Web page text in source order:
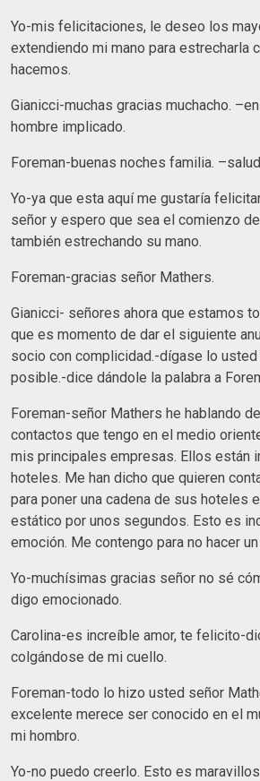
Yo-mis felicitaciones, le deseo los
extendiendo mi mano para estrecharla
hacemos.
Gianicci-muchas gracias muchacho.
hombre implicado.
Foreman-buenas noches familia.
Yo-ya que esta aquí me gustaría
señor y espero que sea el comienzo
también estrechando su mano.
Foreman-gracias señor Mathers.
Gianicci- señores ahora que estamos
que es momento de dar el siguiente
socio con complicidad.-dígase lo
posible.-dice dándole la palabra a
Foreman-señor Mathers he hablando
contactos que tengo en el medio
mis principales empresas. Ellos están
hoteles. Me han dicho que quieren
para poner una cadena de sus hoteles
estático por unos segundos. Esto es
emoción. Me contengo para no hacer
Yo-muchísimas gracias señor no sé
digo emocionado.
Carolina-es increíble amor, te felicito-
colgándose de mi cuello.
Foreman-todo lo hizo usted señor
excelente merece ser conocido en el
mi hombro.
Yo-no puedo creerlo. Esto es